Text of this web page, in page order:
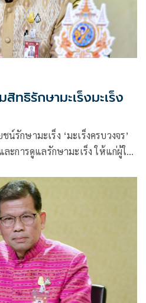
ทธิรักษามะเร็งมะเร็ง
รักษามะเร็ง ‘มะเร็งครบวงจร’
ละการดูแลรักษามะเร็ง ให้แก่ผู้ใช้